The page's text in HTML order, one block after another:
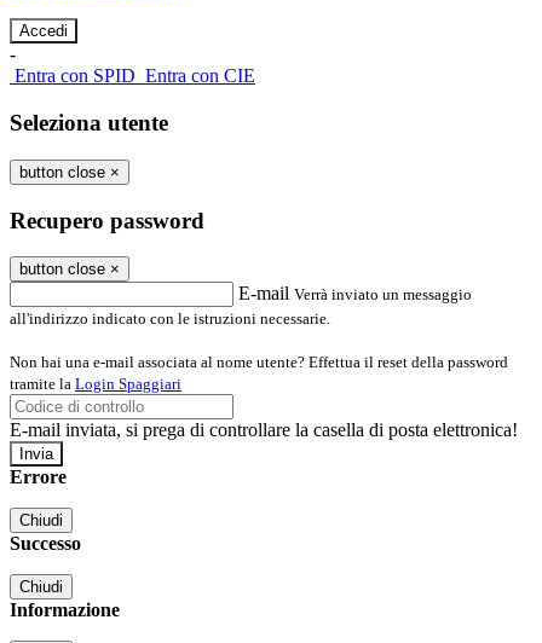
-
Entra con SPID Entra con CIE
Seleziona utente
button close ×
Recupero password
button close ×
E-mail Verrà inviato un messaggio
all'indirizzo indicato con le istruzioni necessarie.
Non hai una e-mail associata al nome utente? Effettua il reset della password
tramite la Login Spaggiari
E-mail inviata, si prega di controllare la casella di posta elettronica!
Errore
Chiudi
Successo
Chiudi
Informazione